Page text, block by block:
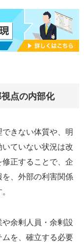
点の内部化
きない体質や、明
ていない状況は改
正することで、企
、外部の利害関係
余剰人員・余剰設
を、確立する必要